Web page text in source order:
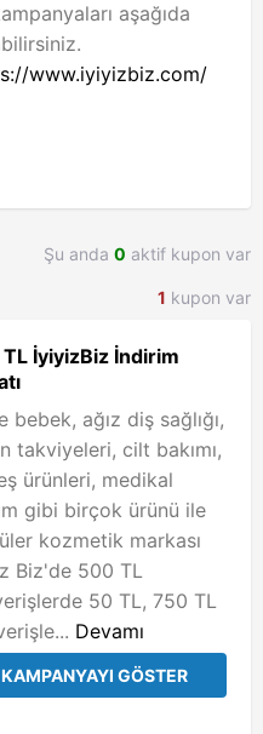
aşağıda
www.iyiyizbiz.com/
Şu anda 0 aktif kupon var
1 kupon var
İyiyizBiz İndirim
bebek, ağız diş sağlığı,
takviyeleri, cilt bakımı,
ürünleri, medikal
gibi birçok ürünü ile
kozmetik markası
Biz'de 500 TL
50 TL, 750 TL
Devamı
KAMPANYAYI GÖSTER